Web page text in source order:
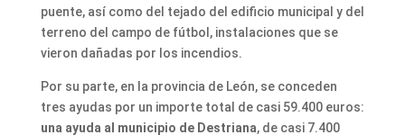
puente, así como del tejado del edificio municipal y del
terreno del campo de fútbol, instalaciones que se
vieron dañadas por los incendios.
Por su parte, en la provincia de León, se conceden
tres ayudas por un importe total de casi 59.400 euros:
una ayuda al municipio de Destriana, de casi 7.400